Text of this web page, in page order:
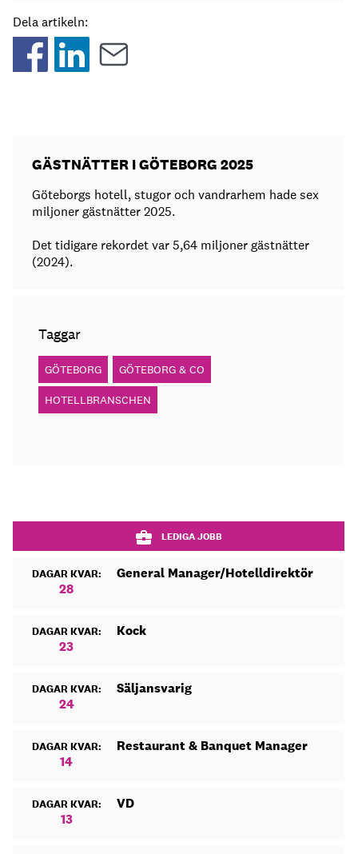
Dela artikeln:
GÄSTNÄTTER I GÖTEBORG 2025
Göteborgs hotell, stugor och vandrarhem hade sex
miljoner gästnätter 2025.
Det tidigare rekordet var 5,64 miljoner gästnätter
(2024).
Taggar
GÖTEBORG GÖTEBORG & CO
HOTELLBRANSCHEN
LEDIGA JOBB
DAGAR KVAR:
28
General Manager/Hotelldirektör
DAGAR KVAR:
23
Kock
DAGAR KVAR:
24
Säljansvarig
DAGAR KVAR:
14
Restaurant & Banquet Manager
DAGAR KVAR:
13
VD